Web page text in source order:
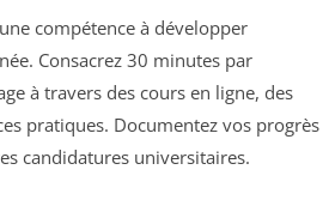
compétence à développer
Consacrez 30 minutes par
à travers des cours en ligne, des
pratiques. Documentez vos progrès
candidatures universitaires.